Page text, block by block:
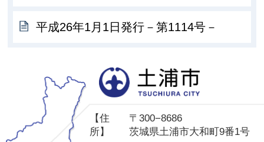
平成26年1月1日発行－第1114号－
【住
所】
〒300−8686
茨城県土浦市大和町9番1号